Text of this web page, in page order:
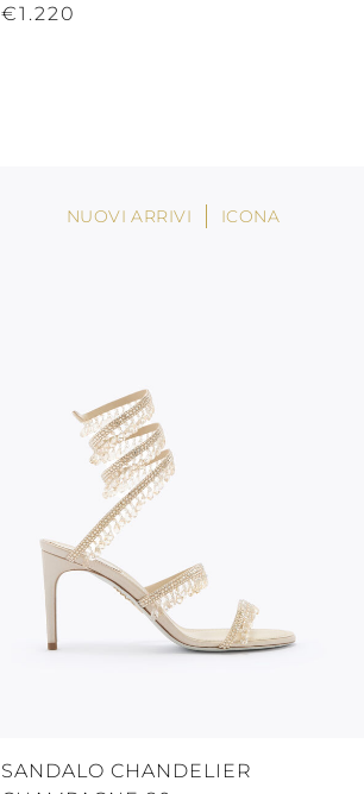
€1.220
NUOVI ARRIVI ICONA
SANDALO CHANDELIER